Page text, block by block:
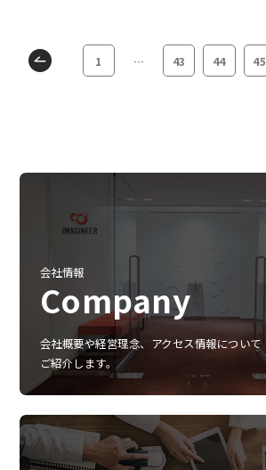
1 … 43 44 45
会社情報
Company
会社概要や経営理念、アクセス情報について
ご紹介します。